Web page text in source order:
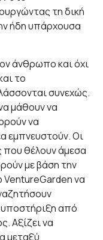
τη δική
ήδη υπάρχουσα
άνθρωπο και όχι
το
συνεχώς.
μάθουν να
να
εμπνευστούν. Οι
που θέλουν άμεσα
με βάση την
VentureGarden να
από
Αξίζει να
μεταξύ